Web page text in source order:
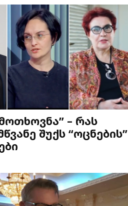
– რას
შუქს “ოცნების”